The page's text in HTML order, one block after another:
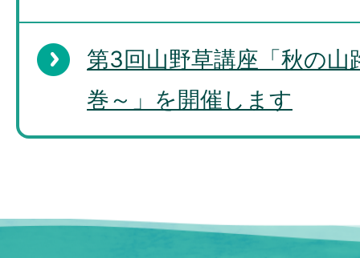
第3回山野草講座「秋の山
巻～」を開催します